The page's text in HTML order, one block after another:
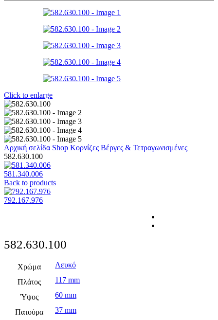
Click to enlarge
Αρχική σελίδα Shop Κορνίζες Βέργες & Τετραγωνισμένες
582.630.100
581.340.006
Back to products
792.167.976
582.630.100
Χρώμα Λευκό
Πλάτος 117 mm
Ύψος 60 mm
Πατούρα 37 mm